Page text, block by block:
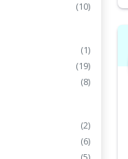
(10)
(1)
(19)
(8)
(2)
(6)